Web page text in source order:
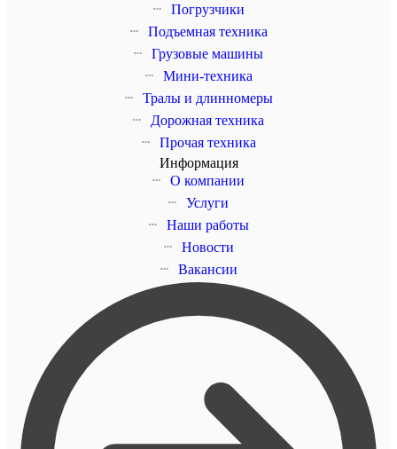
Погрузчики
Подъемная техника
Грузовые машины
Мини-техника
Тралы и длинномеры
Дорожная техника
Прочая техника
Информация
О компании
Услуги
Наши работы
Новости
Вакансии